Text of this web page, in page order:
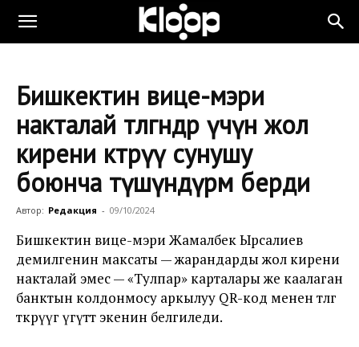
Бишкектин вице-мэри
накталай төлөгөндөр үчүн жол
кирени көтөрүү сунушу
боюнча түшүндүрмө берди
Автор: Редакция - 09/10/2024
Бишкектин вице-мэри Жамалбек Ырсалиев
демилгенин максаты — жарандарды жол кирени
накталай эмес — «Тулпар» карталары же каалаган
банктын колдонмосу аркылуу QR-код менен төлөөгө
өткөрүүгө үгүттөө экенин белгиледи.